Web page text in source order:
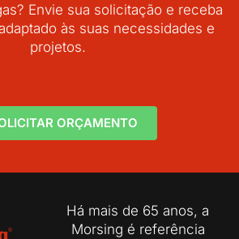
Envie sua solicitação e receba
às suas necessidades e
projetos.
ORÇAMENTO
Há mais de 65 anos, a
Morsing é referência